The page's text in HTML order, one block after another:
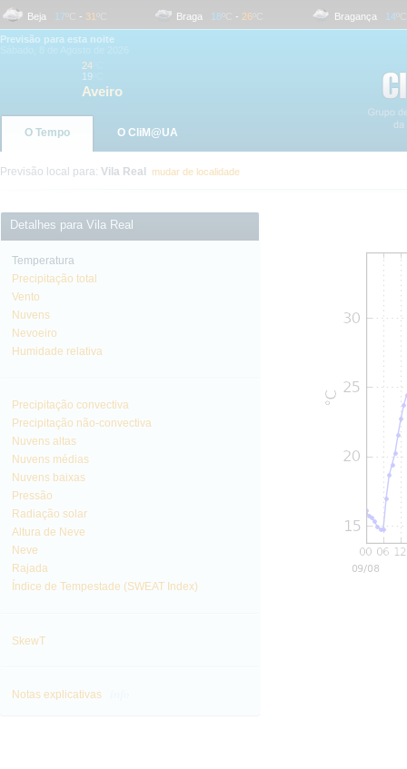
Beja 17 ºC- 31 ºC Braga 18 ºC- 26 ºC Bragança 14 ºC-
Previsão para esta noite
24
19
Aveiro
O Tempo O CliM@UA
Previsão local para: Vila Real mudar de localidade
Detalhes para Vila Real
Temperatura
Precipitação total
Vento
Nuvens
Nevoeiro
Humidade relativa
Precipitação convectiva
Precipitação não-convectiva
Nuvens altas
Nuvens médias
Nuvens baixas
Pressão
Radiação solar
Altura de Neve
Neve
Rajada
Índice de Tempestade (SWEAT Index)
SkewT
Notas explicativas